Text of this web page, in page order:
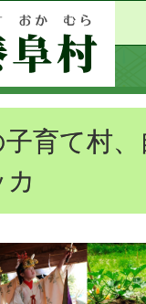
育て村